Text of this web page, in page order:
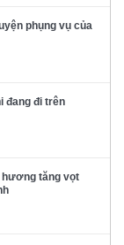
phụng vụ của
đang đi trên
tăng vọt